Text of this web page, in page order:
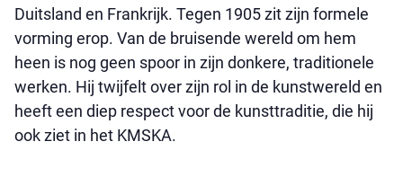
Duitsland en Frankrijk. Tegen 1905 zit zijn formele
vorming erop. Van de bruisende wereld om hem
heen is nog geen spoor in zijn donkere, traditionele
werken. Hij twijfelt over zijn rol in de kunstwereld en
heeft een diep respect voor de kunsttraditie, die hij
ook ziet in het KMSKA.